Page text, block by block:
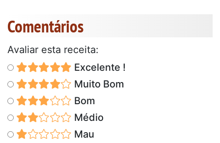
Comentários
Avaliar esta receita:
Excelente !
Muito Bom
Bom
Médio
Mau